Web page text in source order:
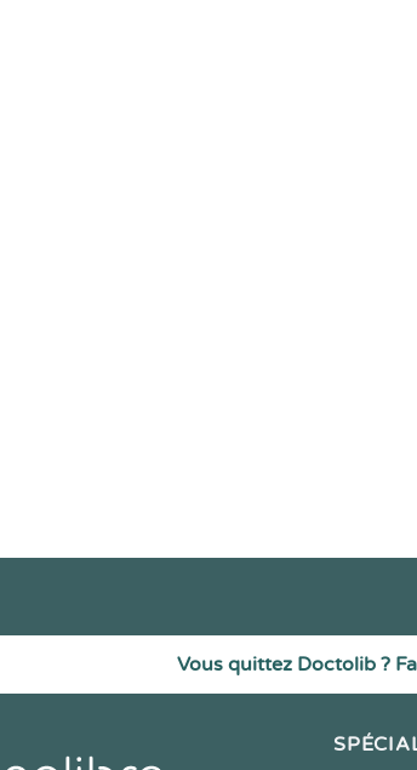
Vous quittez Doctolib ?